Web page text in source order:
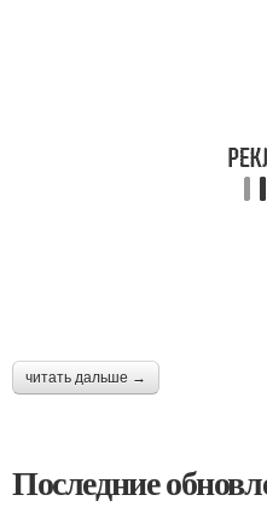
читать дальше →
Последние